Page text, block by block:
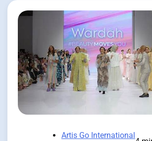
Artis Go International